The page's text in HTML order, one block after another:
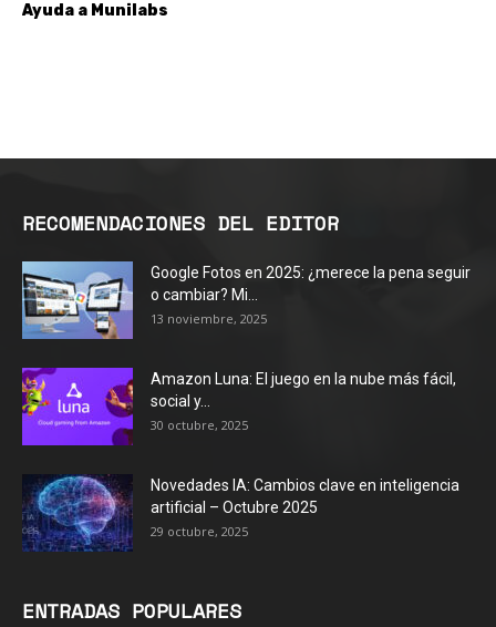
Ayuda a Munilabs
RECOMENDACIONES DEL EDITOR
Google Fotos en 2025: ¿merece la pena seguir
o cambiar? Mi...
13 noviembre, 2025
Amazon Luna: El juego en la nube más fácil,
social y...
30 octubre, 2025
Novedades IA: Cambios clave en inteligencia
artificial – Octubre 2025
29 octubre, 2025
ENTRADAS POPULARES